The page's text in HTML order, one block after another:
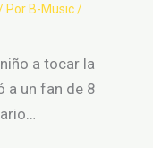
Por B-Music/
a tocar la
a un fan de 8